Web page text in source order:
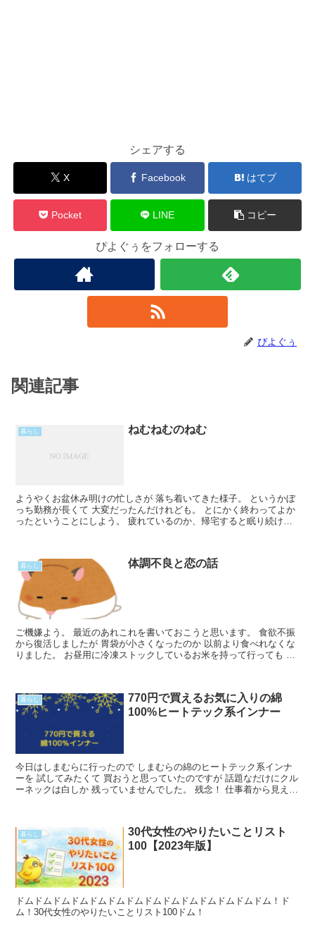
シェアする
X Facebook はてブ
Pocket LINE コピー
ぴよぐぅをフォローする
ぴよぐぅ
関連記事
暮らし ねむねむのねむ
ようやくお盆休み明けの忙しさが 落ち着いてきた様子。 というかぼ
っち勤務が長くて 大変だったんだけれども。 とにかく終わってよか
ったということにしよう。 疲れているのか、帰宅すると眠り続けて
暮らし 体調不良と恋の話
ご機嫌よう。 最近のあれこれを書いておこうと思います。 食欲不振
から復活しましたが 胃袋が小さくなったのか 以前より食べれなくな
りました。 お昼用に冷凍ストックしているお米を持って行っても ３
暮らし
770円で買えるお気に入りの綿
100%ヒートテック系インナー
今日はしまむらに行ったので しまむらの綿のヒートテック系インナ
ーを 試してみたくて 買おうと思っていたのですが 話題なだけにクル
ーネックは白しか 残っていませんでした。 残念！ 仕事着から見える
暮らし
30代女性のやりたいことリスト
100【2023年版】
ドムドムドムドムドムドムドムドムドムドムドムドムドムドム！ド
ム！30代女性のやりたいことリスト100ドム！